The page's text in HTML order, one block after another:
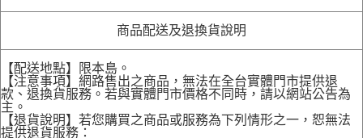
商品配送及退換貨說明
【配送地點】限本島。
【注意事項】網路售出之商品，無法在全台實體門市提供退
款、退換貨服務。若與實體門市價格不同時，請以網站公告為
主。
【退貨說明】若您購買之商品或服務為下列情形之一，恕無法
提供退貨服務：